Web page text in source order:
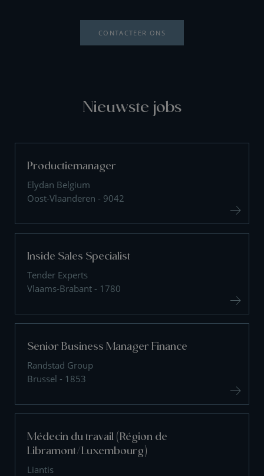
CONTACTEER ONS
Nieuwste jobs
Productiemanager
Elydan Belgium
Oost-Vlaanderen - 9042
Inside Sales Specialist
Tender Experts
Vlaams-Brabant - 1780
Senior Business Manager Finance
Randstad Group
Brussel - 1853
Médecin du travail (Région de
Libramont/Luxembourg)
Liantis